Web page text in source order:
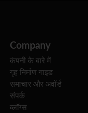
Company
कंपनी के बारे में
गृह निर्माण गाइड
समाचार और अवॉर्ड
संपर्क
ब्लॉग्स